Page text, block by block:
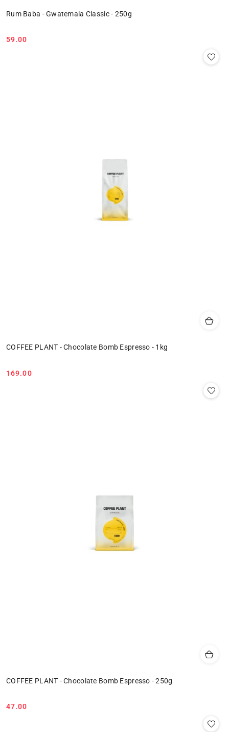
Rum Baba - Gwatemala Classic - 250g
Cena:
59.00
COFFEE PLANT - Chocolate Bomb Espresso - 1kg
Cena:
169.00
COFFEE PLANT - Chocolate Bomb Espresso - 250g
Cena:
47.00